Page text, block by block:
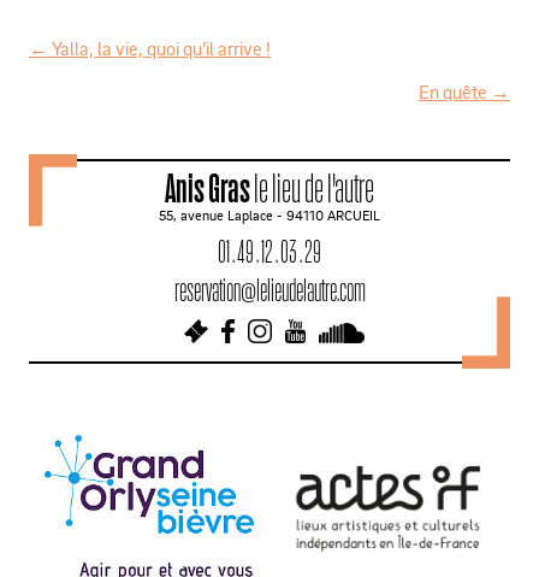
v
g
o
← Yalla, la vie, quoi qu’il arrive !
En quête →
Anis Grasle lieu de l'autre
55, avenue Laplace - 94110 ARCUEIL
01 . 49 . 12 . 03 . 29
reservation@lelieudelautre.com